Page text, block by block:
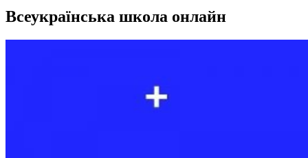
Всеукраїнська школа онлайн